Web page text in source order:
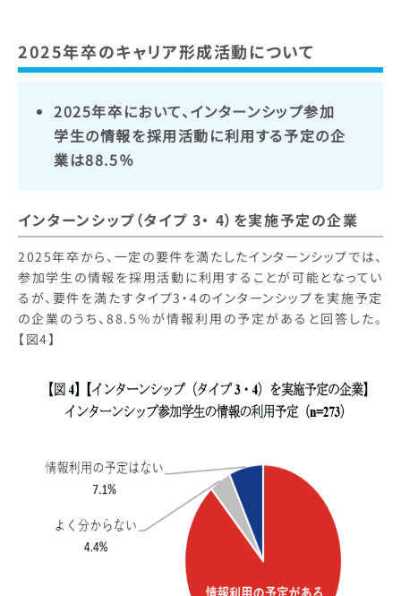
2025年卒のキャリア形成活動について
2025年卒において、インターンシップ参加
学生の情報を採用活動に利用する予定の企
業は88.5％
インターンシップ（タイプ 3・ 4）を実施予定の企業
2025年卒から、一定の要件を満たしたインターンシップでは、
参加学生の情報を採用活動に利用することが可能となってい
るが、要件を満たすタイプ3・4のインターンシップを実施予定
の企業のうち、88.5％が情報利用の予定があると回答した。
【図4】